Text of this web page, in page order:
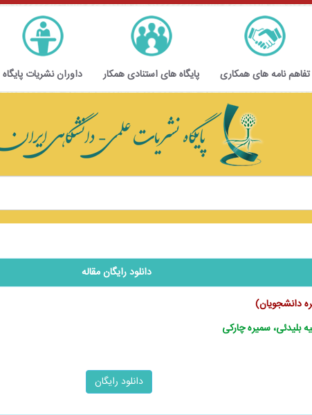
تفاهم نامه های همکاری پایگاه های استنادی همکار داوران نشریات پایگاه
دانلود رایگان مقاله
دانشجویان)
بلیدئی، سمیره چارکی